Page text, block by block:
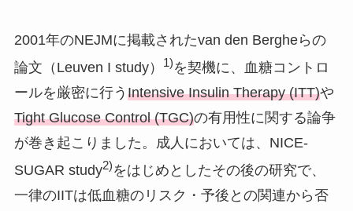
2001年のNEJMに掲載されたvan den Bergheらの
論文（Leuven I study）
1)を契機に、血糖コントロ
ールを厳密に行う Intensive Insulin Therapy (ITT)や
Tight Glucose Control (TGC)の有用性に関する論争
が巻き起こりました。成人においては、NICE-
SUGAR study2)をはじめとしたその後の研究で、
一律のIITは低血糖のリスク・予後との関連から否